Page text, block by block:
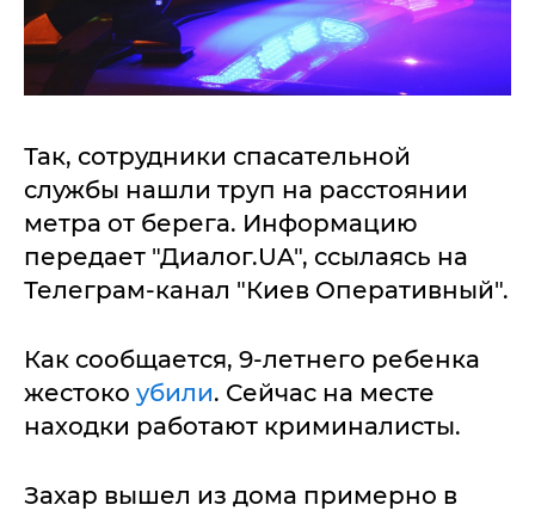
Так, сотрудники спасательной
службы нашли труп на расстоянии
метра от берега. Информацию
передает "Диалог.UA", ссылаясь на
Телеграм-канал "Киев Оперативный".
Как сообщается, 9-летнего ребенка
жестоко убили. Сейчас на месте
находки работают криминалисты.
Захар вышел из дома примерно в